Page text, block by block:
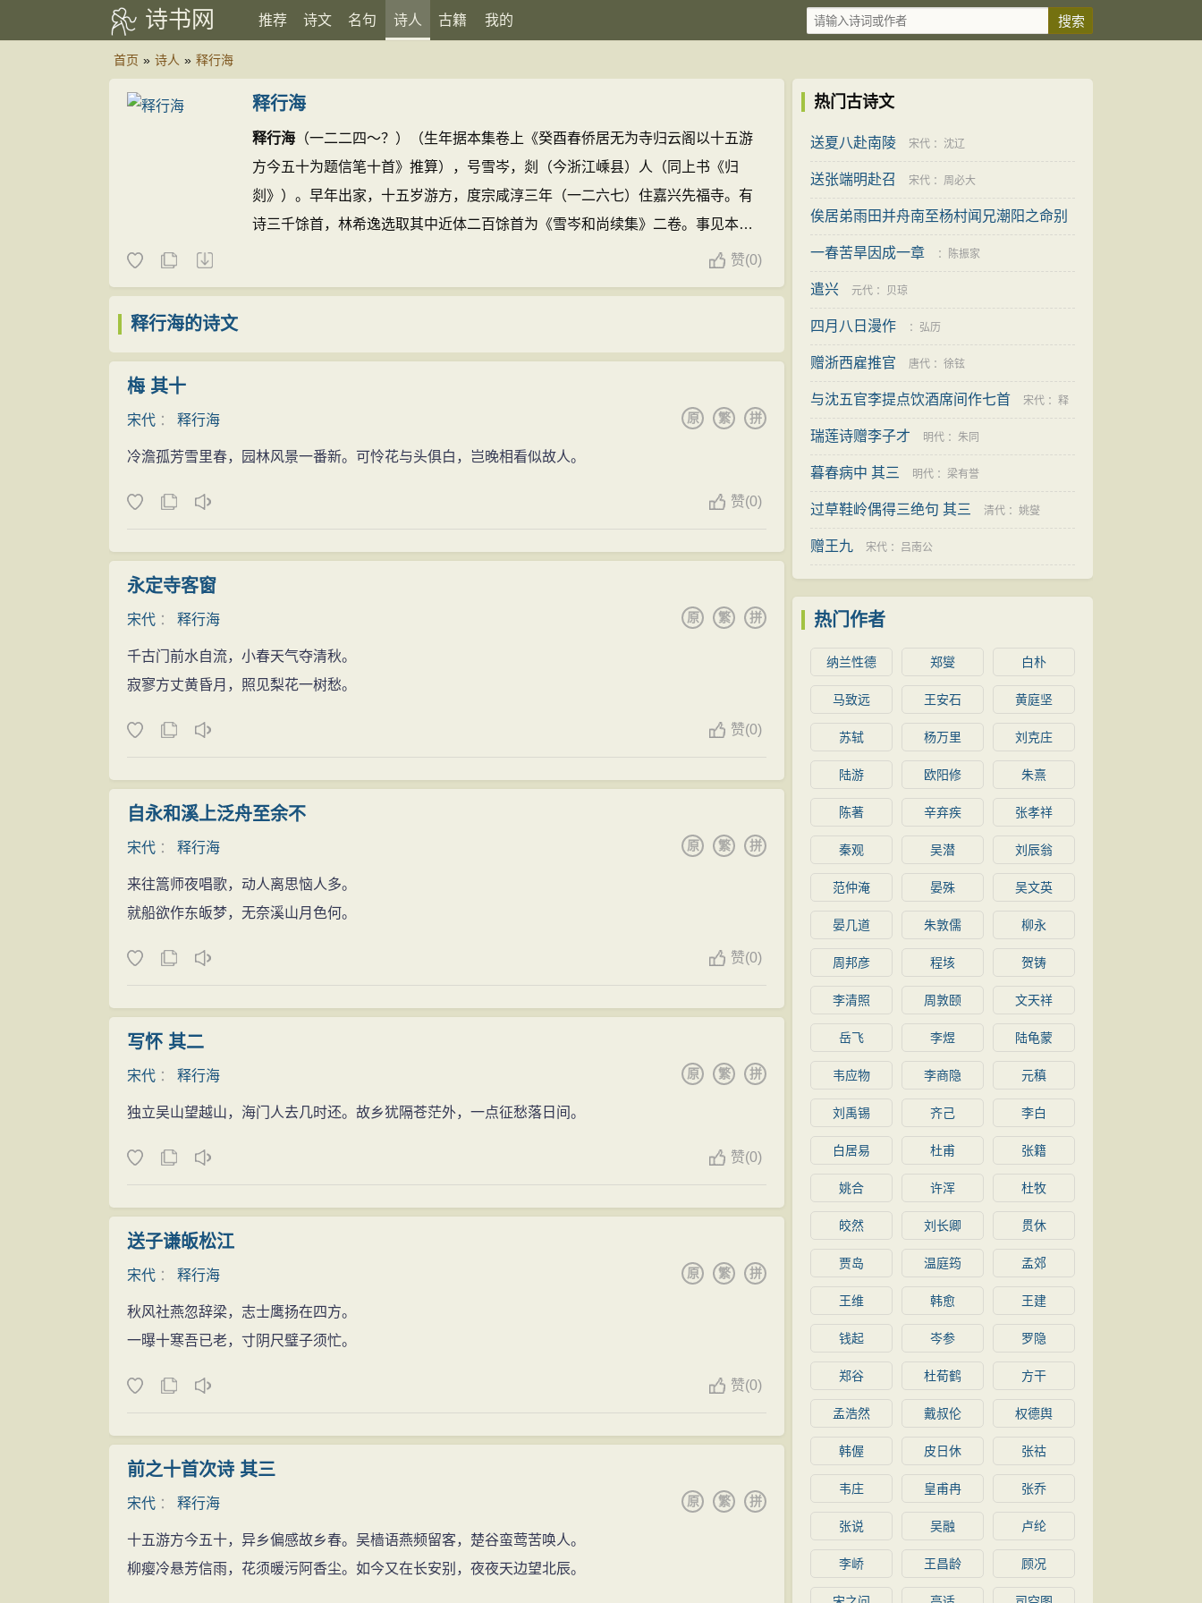
诗书网 推荐 诗文 名句 诗人 古籍 我的
首页 » 诗人 » 释行海
释行海
释行海 （一二二四～？）（生年据本集卷上《癸酉春侨居无为寺归云阁以十五游
方今五十为题信笔十首》推算），号雪岑，剡（今浙江嵊县）人（同上书《归
剡》）。早年出家，十五岁游方，度宗咸淳三年（一二六七）住嘉兴先福寺。有
诗三千馀首，林希逸选取其中近体二百馀首为《雪岑和尚续集》二卷。事见本集
诗，以《雪岑和尚续集》抄本为底本，校以日本宽文五年赞(0)
释行海的诗文
梅 其十
宋代 ： 释行海 拼
繁
原
冷澹孤芳雪里春，园林风景一番新。可怜花与头俱白，岂晚相看似故人。
赞(0)
永定寺客窗
宋代 ： 释行海 拼
繁
原
千古门前水自流，小春天气夺清秋。
寂寥方丈黄昏月，照见梨花一树愁。
赞(0)
自永和溪上泛舟至余不
宋代 ： 释行海 拼
繁
原
来往篙师夜唱歌，动人离思恼人多。
就船欲作东皈梦，无奈溪山月色何。
赞(0)
写怀 其二
宋代 ： 释行海 拼
繁
原
独立吴山望越山，海门人去几时还。故乡犹隔苍茫外，一点征愁落日间。
赞(0)
送子谦皈松江
宋代 ： 释行海 拼
繁
原
秋风社燕忽辞梁，志士鹰扬在四方。
一曝十寒吾已老，寸阴尺璧子须忙。
赞(0)
前之十首次诗 其三
宋代 ： 释行海 拼
繁
原
十五游方今五十，异乡偏感故乡春。吴樯语燕频留客，楚谷蛮莺苦唤人。
柳瘿冷悬芳信雨，花须暖污阿香尘。如今又在长安别，夜夜天边望北辰。
热门古诗文
送夏八赴南陵 宋代 ： 沈辽
送张端明赴召 宋代 ： 周必大
俟居弟雨田并舟南至杨村闻兄潮阳之命别
去赋此送之 明代： 游朴
一春苦旱因成一章 ： 陈振家
遣兴 元代 ： 贝琼
四月八日漫作 ： 弘历
赠浙西雇推官 唐代 ： 徐铉
与沈五官李提点饮酒席间作七首 宋代 ： 释
道济
瑞莲诗赠李子才 明代 ： 朱同
暮春病中 其三 明代 ： 梁有誉
过草鞋岭偶得三绝句 其三 清代 ： 姚燮
赠王九 宋代 ： 吕南公
热门作者
纳兰性德 郑燮 白朴
马致远 王安石 黄庭坚
苏轼 杨万里 刘克庄
陆游 欧阳修 朱熹
陈著 辛弃疾 张孝祥
秦观 吴潜 刘辰翁
范仲淹 晏殊 吴文英
晏几道 朱敦儒 柳永
周邦彦 程垓 贺铸
李清照 周敦颐 文天祥
岳飞 李煜 陆龟蒙
韦应物 李商隐 元稹
刘禹锡 齐己 李白
白居易 杜甫 张籍
姚合 许浑 杜牧
皎然 刘长卿 贯休
贾岛 温庭筠 孟郊
王维 韩愈 王建
钱起 岑参 罗隐
郑谷 杜荀鹤 方干
孟浩然 戴叔伦 权德舆
韩偓 皮日休 张祜
韦庄 皇甫冉 张乔
张说 吴融 卢纶
李峤 王昌龄 顾况